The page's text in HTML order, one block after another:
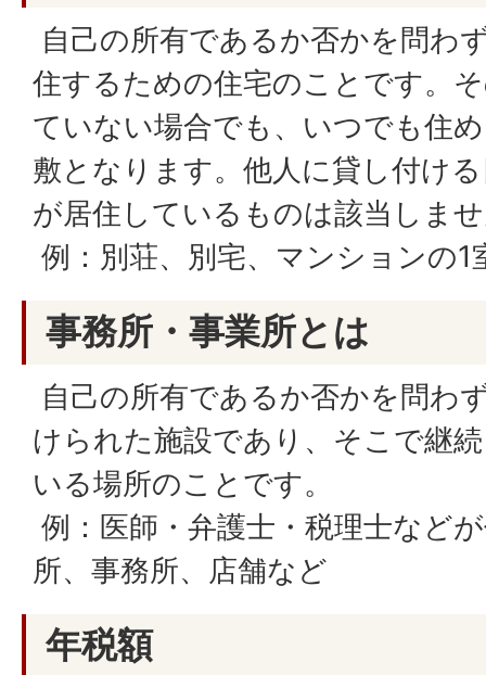
自己の所有であるか否かを問わ
住するための住宅のことです。
ていない場合でも、いつでも住
敷となります。他人に貸し付け
が居住しているものは該当しま
例：別荘、別宅、マンションの1
事務所・事業所とは
自己の所有であるか否かを問わ
けられた施設であり、そこで継
いる場所のことです。
例：医師・弁護士・税理士など
所、事務所、店舗など
年税額